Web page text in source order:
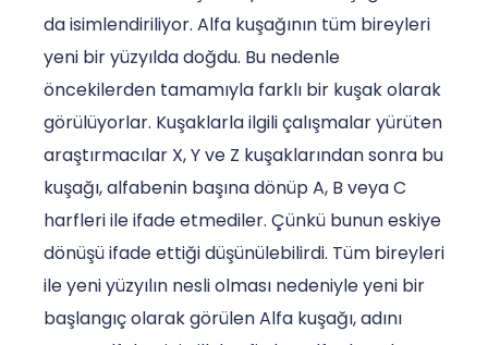
da isimlendiriliyor. Alfa kuşağının tüm bireyleri
yeni bir yüzyılda doğdu. Bu nedenle
öncekilerden tamamıyla farklı bir kuşak olarak
görülüyorlar. Kuşaklarla ilgili çalışmalar yürüten
araştırmacılar X, Y ve Z kuşaklarından sonra bu
kuşağı, alfabenin başına dönüp A, B veya C
harfleri ile ifade etmediler. Çünkü bunun eskiye
dönüşü ifade ettiği düşünülebilirdi. Tüm bireyleri
ile yeni yüzyılın nesli olması nedeniyle yeni bir
başlangıç olarak görülen Alfa kuşağı, adını